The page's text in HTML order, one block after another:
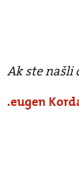
Ak ste našli
.eugen